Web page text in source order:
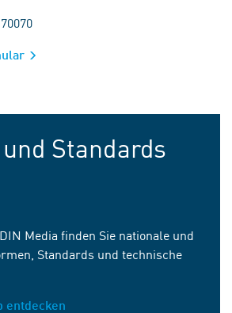
Standards
Media finden Sie nationale und
Standards und technische
entdecken